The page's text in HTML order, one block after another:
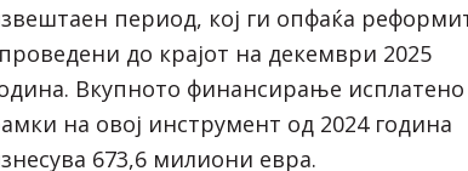
период, кој ги опфаќа
до крајот на декември 2025
Вкупното финансирање
на овој инструмент од 2024 година
673,6 милиони евра.